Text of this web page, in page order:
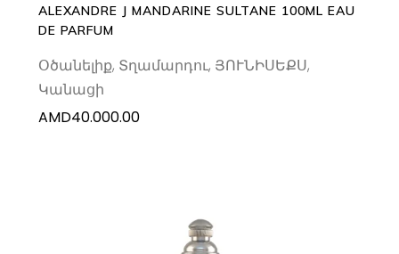
ALEXANDRE J MANDARINE SULTANE 100ML EAU
DE PARFUM
Օծանելիք, Տղամարդու, ՅՈՒՆԻՍԵՔՍ,
Կանացի
AMD40.000.00